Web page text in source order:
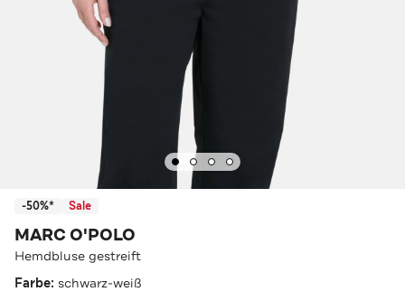
-50%* Sale
MARC O'POLO
Hemdbluse gestreift
Farbe: schwarz-weiß